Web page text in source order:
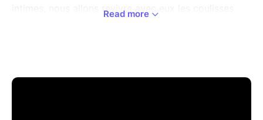
intimes, nous allons revivre avec eux les coulisses
et rythmée, nous passerons dans tous ces lieux où
Read more